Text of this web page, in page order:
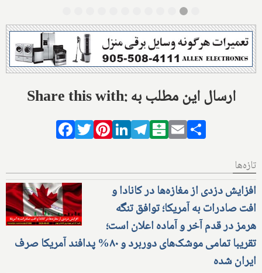
Share this with: ارسال این مطلب به
Facebook
TwitterPinterestLinkedIn
Telegram
Balatarin
Email
تازه‌ها
افزایش دزدی از مغازه‌ها در کانادا و
افت صادرات به آمریکا؛ توافق تنگه
هرمز در قدم آخر و آماده اعلان است؛
تقریبا تمامی موشک‌های دوربرد و ۸۰% پدافند آمریکا صرف
ایران شده